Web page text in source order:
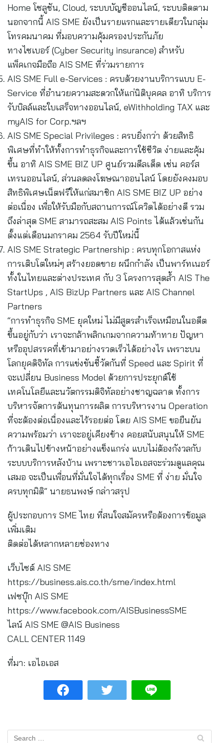
Home โซลูชัน, Cloud, ระบบบัญชีออนไลน์, ระบบติดตาม
นอกจากนี้ AIS SME ยังเป็นรายแรกและรายเดียวในกลุ่ม
โทรคมนาคม ที่มอบความคุ้มครองประกันภัย
ทางไซเบอร์ (Cyber Security insurance) สำหรับ
แพ็คเกจมือถือ AIS SME ที่ร่วมรายการ
AIS SME Full e-Services : ครบด้วยงานบริการแบบ E-
Service ที่อำนวยความสะดวกให้แก่นิติบุคคล อาทิ บริการ
รับบิลล์และใบเสร็จทางออนไลน์, eWithholding TAX และ
myAIS for Corp.ฯลฯ
AIS SME Special Privileges : ครบยิ่งกว่า ด้วยสิทธิ
พิเศษที่ทำให้ทั้งการทำธุรกิจและการใช้ชีวิต ง่ายและคุ้ม
ขึ้น อาทิ AIS SME BIZ UP ศูนย์รวมดีลเด็ด เช่น คอร์ส
เทรนออนไลน์, ส่วนลดลงโฆษณาออนไลน์ โดยยังคงมอบ
สิทธิพิเศษเน็ตฟรีให้แก่สมาชิก AIS SME BIZ UP อย่าง
ต่อเนื่อง เพื่อให้รับมือกับสถานการณ์โควิดได้อย่างดี รวม
ถึงล่าสุด SME สามารถสะสม AIS Points ได้แล้วเช่นกัน
ตั้งแต่เดือนมกราคม 2564 รับปีใหม่นี้
AIS SME Strategic Partnership : ครบทุกโอกาสแห่ง
การเติบโตใหม่ๆ สร้างยอดขาย ผนึกกำลัง เป็นพาร์ทเนอร์
ทั้งในไทยและต่างประเทศ กับ 3 โครงการสุดล้ำ AIS The
StartUps , AIS BizUp Partners และ AIS Channel
Partners
“การทำธุรกิจ SME ยุคใหม่ ไม่มีสูตรสำเร็จเหมือนในอดีต
ขึ้นอยู่กับว่า เราจะกล้าพลิกเกมจากความท้าทาย ปัญหา
หรืออุปสรรคที่เข้ามาอย่างรวดเร็วได้อย่างไร เพราะบน
โลกยุคดิจิทัล การแข่งขันชี้วัดกันที่ Speed และ Spirit ที่
จะเปลี่ยน Business Model ด้วยการประยุกต์ใช้
เทคโนโลยีและนวัตกรรมดิจิทัลอย่างชาญฉลาด ทั้งการ
บริหารจัดการต้นทุนการผลิต การบริหารงาน Operation
ที่จะต้องต่อเนื่องและไร้รอยต่อ โดย AIS SME ขอยืนยัน
ความพร้อมว่า เราจะอยู่เคียงข้าง คอยสนับสนุนให้ SME
ก้าวเดินไปข้างหน้าอย่างแข็งแกร่ง แบบไม่ต้องกังวลกับ
ระบบบริการหลังบ้าน เพราะชาวเอไอเอสจะร่วมดูแลคุณ
เสมอ จะเป็นเพื่อนที่มั่นใจได้ทุกเรื่อง SME ที่ ง่าย มั่นใจ
ครบทุกมิติ” นายธนพงษ์ กล่าวสรุป
ผู้ประกอบการ SME ไทย ที่สนใจสมัครหรือต้องการข้อมูล
เพิ่มเติม
ติดต่อได้หลากหลายช่องทาง
เว็บไซต์ AIS SME
https://business.ais.co.th/sme/index.html
เฟซบุ๊ก AIS SME
https://www.facebook.com/AISBusinessSME
ไลน์ AIS SME @AIS Business
CALL CENTER 1149
ที่มา: เอไอเอส